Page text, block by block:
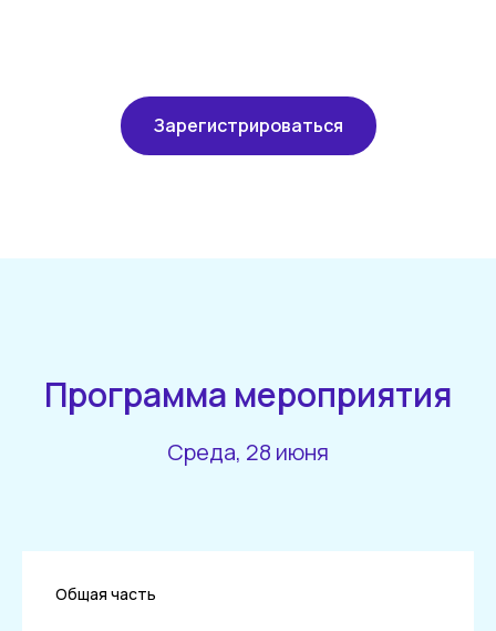
Зарегистрироваться
Программа мероприятия
Среда, 28 июня
Общая часть